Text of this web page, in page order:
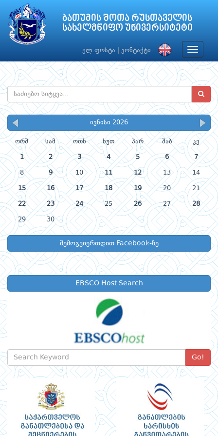
ბათუმის შოთა რუსთაველის
სახელმწიფო უნივერსიტეტი
ელ.ფოსტა კონტაქტი
Toggle
ივნისი 2026
ორშ სამ ოთხ ხუთ პარ შაბ კვ
1 2 3 4 5 6 7
8 9 10 11 12 13 14
15 16 17 18 19 20 21
22 23 24 25 26 27 28
29 30
შემოგვიერთდით Facebook-ზე
EBSCO Host Search
Go!